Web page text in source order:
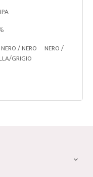
/ NERO NERO /
GRIGIO
